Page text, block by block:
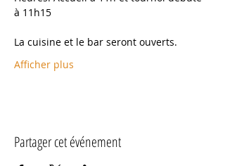
à 11h15
La cuisine et le bar seront ouverts.
Afficher plus
Partager cet événement